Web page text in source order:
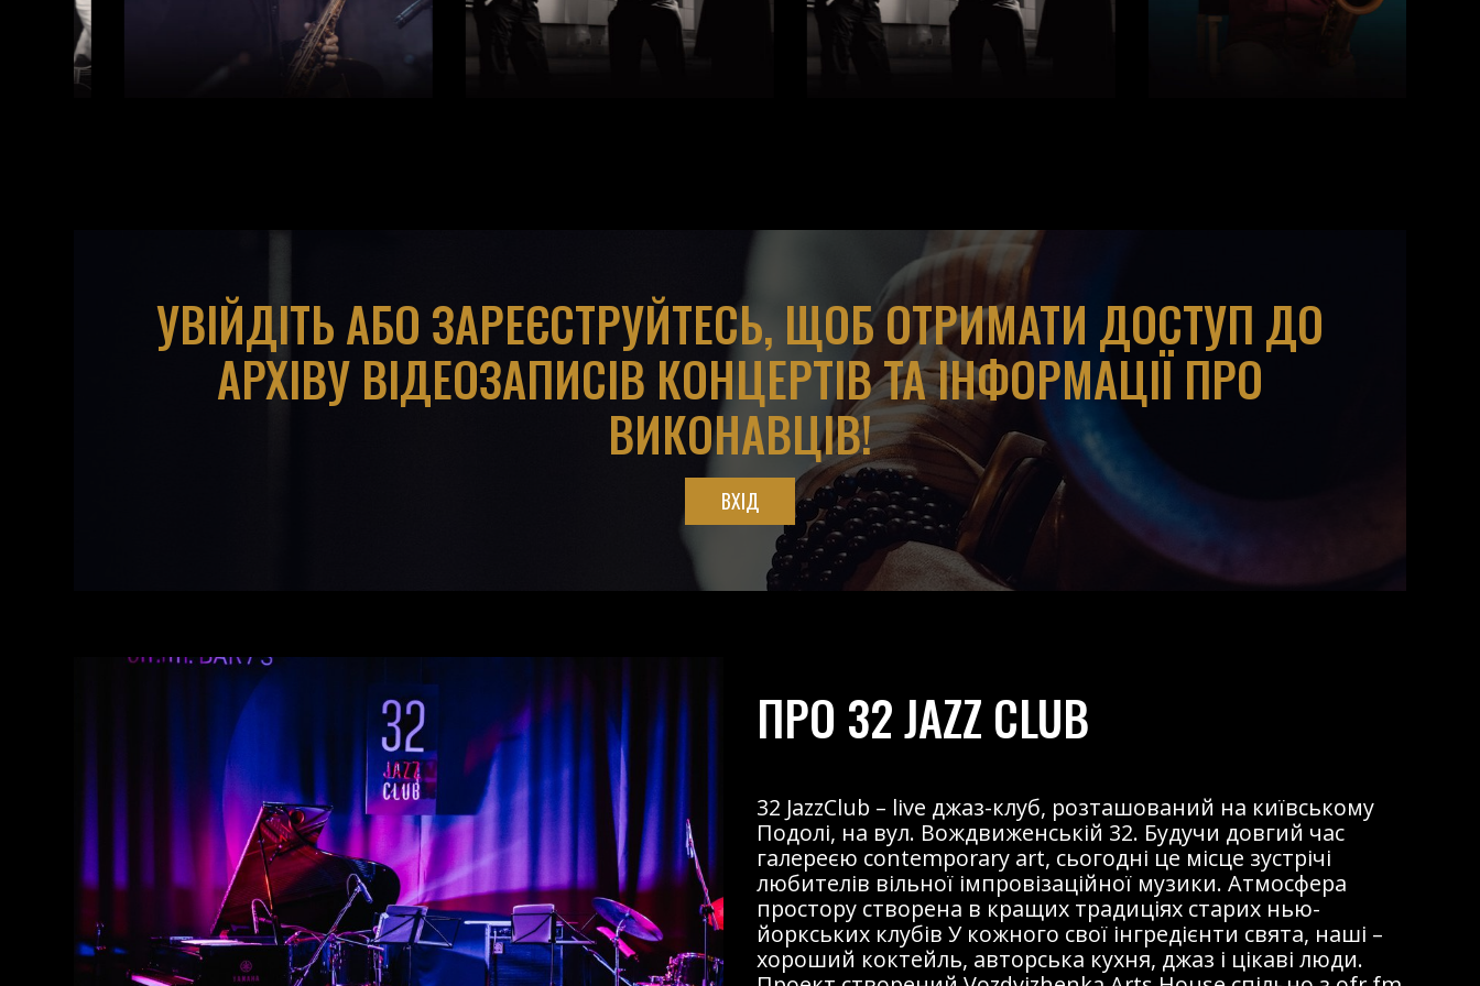
УВІЙДІТЬ АБО ЗАРЕЄСТРУЙТЕСЬ, ЩОБ ОТРИМАТИ ДОСТУП ДО
АРХІВУ ВІДЕОЗАПИСІВ КОНЦЕРТІВ ТА ІНФОРМАЦІЇ ПРО
ВИКОНАВЦІВ!
ВХІД
ПРО 32 JAZZ CLUB
32 JazzClub – live джаз-клуб, розташований на київському
Подолі, на вул. Вождвиженській 32. Будучи довгий час
галереєю contemporary art, сьогодні це місце зустрічі
любителів вільної імпровізаційної музики. Атмосфера
простору створена в кращих традиціях старих нью-
йоркських клубів У кожного свої інгредієнти свята, наші –
хороший коктейль, авторська кухня, джаз і цікаві люди.